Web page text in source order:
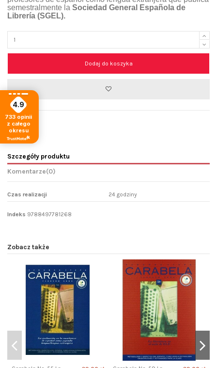
semestralmente la Sociedad General Española de
Librería (SGEL).
Dodaj do koszyka
Szczegóły produktu
Komentarze(0)
Czas realizacji 24 godziny
Indeks 9788497781268
Zobacz także
4.9
733 opinii
z całego
okresu